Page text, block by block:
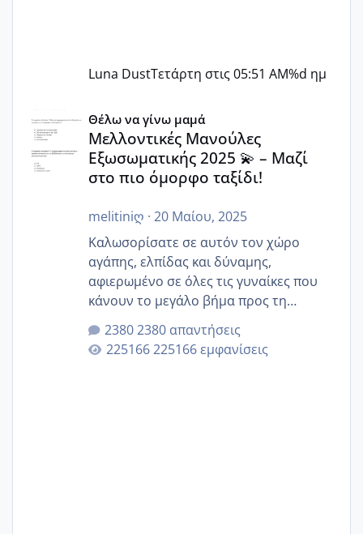
Luna DustΤετάρτη στις 05:51 AM%d ημ
Μελλοντικές Μανούλες Εξωσωματικής 2025 💫 – Μαζί
Θέλω να γίνω μαμά
Μελλοντικές Μανούλες
Εξωσωματικής 2025 💫 – Μαζί
στο πιο όμορφο ταξίδι!
melitiniღ · 20 Μαίου, 2025
Καλωσορίσατε σε αυτόν τον χώρο
αγάπης, ελπίδας και δύναμης,
αφιερωμένο σε όλες τις γυναίκες που
κάνουν το μεγάλο βήμα προς τη
μητρότητα μέσω εξωσωματικής το 2025.
Εδώ θα μοιραστούμε αγωνίες, χαρές,
εμπειρίες και κάθε μικρή ή μεγάλη
2380 απαντήσεις
225166 εμφανίσεις